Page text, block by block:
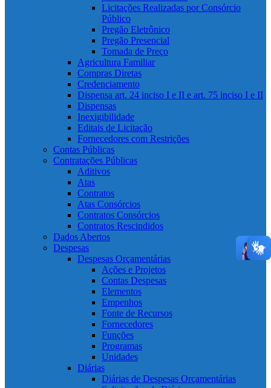
Licitações Realizadas por Consórcio
Público
Pregão Eletrônico
Pregão Presencial
Tomada de Preço
Agricultura Familiar
Compras Diretas
Credenciamento
Dispensa art. 24 inciso I e II e art. 75 inciso I e II
Dispensas
Inexigibilidade
Editais de Licitação
Fornecedores com Restrições
Contas Públicas
Contratações Públicas
Aditivos
Atas
Contratos
Atas Consórcios
Contratos Consórcios
Contratos Rescindidos
Dados Abertos
Despesas
Despesas Orçamentárias
Ações e Projetos
Contas Despesas
Elementos
Empenhos
Fonte de Recursos
Fornecedores
Funções
Programas
Unidades
Diárias
Diárias de Despesas Orçamentárias